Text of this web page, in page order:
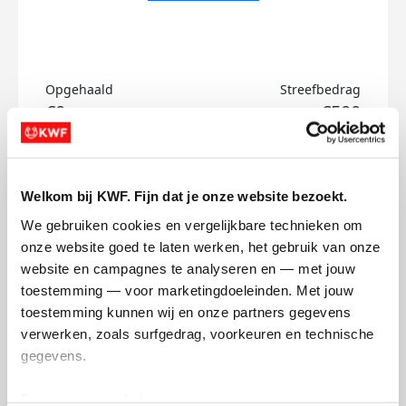
Welkom bij KWF. Fijn dat je onze website bezoekt.
We gebruiken cookies en vergelijkbare technieken om
onze website goed te laten werken, het gebruik van onze
website en campagnes te analyseren en — met jouw
toestemming — voor marketingdoeleinden. Met jouw
toestemming kunnen wij en onze partners gegevens
verwerken, zoals surfgedrag, voorkeuren en technische
gegevens.
Opgehaald
€0
Streefbedrag
€500
Doneer
Kimberley's badges